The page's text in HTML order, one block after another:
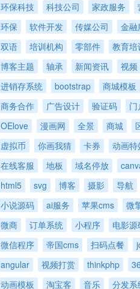
环保科技
科技公司 家政服务
环保
软件开发 传媒公司
金融
双语
培训机构 零部件
教育培
博客主题
轴承 新闻资讯
视频
进销存系统
bootstrap
商城模板
商务合作
广告设计 验证码
门
OElove
漫画网 全景 商城
虚拟币
你画我猜 卡券
动画特
在线客服
地板 域名停放
html5
svg 博客 摄影
导航
小说源码
ai服务 苹果cms
微
微商
订单系统 小程序
电影源
微信程序
帝国cms 扫码点餐
angular
视频打赏 thinkphp
动画模板
淘宝客 音乐 分发系